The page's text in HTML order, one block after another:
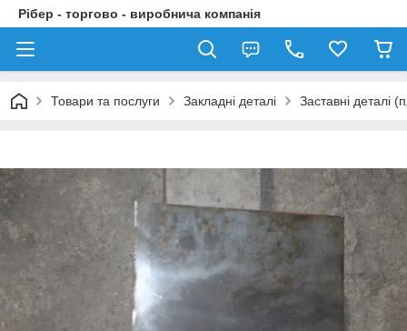
Рібер - торгово - виробнича компанія
Товари та послуги Закладні деталі Заставні деталі